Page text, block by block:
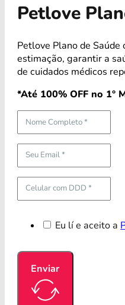
Petlove
Petlove Plano de
estimação, garantir a
de cuidados médicos
*Até 100% OFF no 1°
Eu lí e aceito a
Enviar